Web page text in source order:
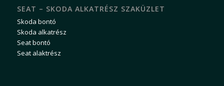
SEAT – SKODA ALKATRÉSZ SZAKÜZLET
Skoda bontó
Skoda alkatrész
Seat bontó
Seat alaktrész